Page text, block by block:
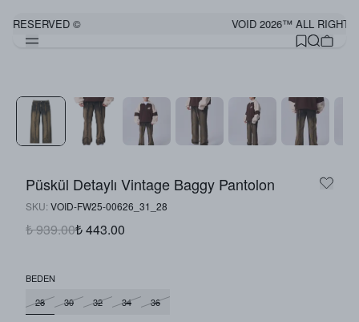
RESERVED © VOID 2026™ ALL RIGHTS
Püskül Detaylı Vintage Baggy Pantolon
SKU: VOID-FW25-00626_31_28
₺ 939.00₺ 443.00
BEDEN
28
30 32 34 36